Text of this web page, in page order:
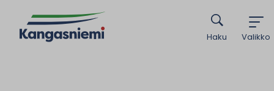
Valikko
Haku